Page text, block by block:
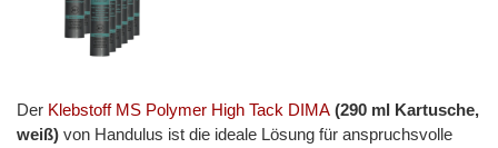
Der Klebstoff MS Polymer High Tack DIMA (290 ml Kartusche,
weiß) von Handulus ist die ideale Lösung für anspruchsvolle